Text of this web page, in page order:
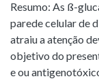
Resumo: As ß-
parede celular de
atraiu a atenção
objetivo do
e ou